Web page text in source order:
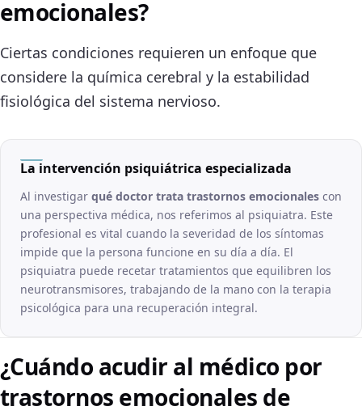
emocionales?
Ciertas condiciones requieren un enfoque que
considere la química cerebral y la estabilidad
fisiológica del sistema nervioso.
La intervención psiquiátrica especializada
Al investigar qué doctor trata trastornos emocionales con
una perspectiva médica, nos referimos al psiquiatra. Este
profesional es vital cuando la severidad de los síntomas
impide que la persona funcione en su día a día. El
psiquiatra puede recetar tratamientos que equilibren los
neurotransmisores, trabajando de la mano con la terapia
psicológica para una recuperación integral.
¿Cuándo acudir al médico por
trastornos emocionales de